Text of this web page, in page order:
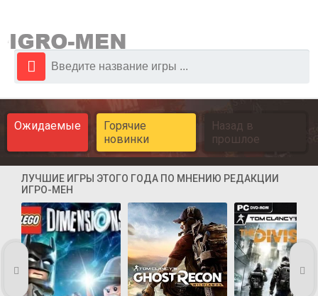
Ожидаемые
Горячие
новинки
Назад в
прошлое
ЛУЧШИЕ ИГРЫ ЭТОГО ГОДА ПО МНЕНИЮ РЕДАКЦИИ
ИГРО-МЕН